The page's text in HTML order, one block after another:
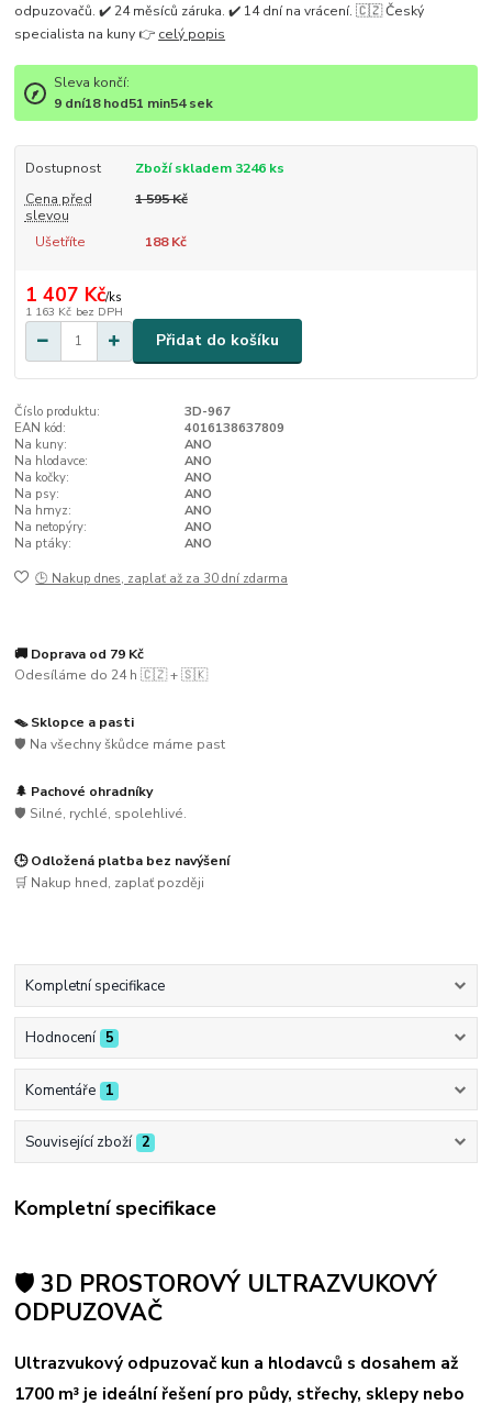
odpuzovačů. ✔️ 24 měsíců záruka. ✔️ 14 dní na vrácení. 🇨🇿 Český
specialista na kuny 👉 celý popis
Sleva končí:
9 dní18hod51 min53sek
Dostupnost
Zboží skladem 3246 ks
Cena před
slevou
1 595 Kč
Ušetříte 188 Kč
1 407 Kč/ks
1 163 Kč bez DPH
Přidat do košíku
Číslo produktu:
3D-967
EAN kód:
4016138637809
Na kuny:
ANO
Na hlodavce:
ANO
Na kočky:
ANO
Na psy:
ANO
Na hmyz:
ANO
Na netopýry:
ANO
Na ptáky:
ANO
🕒 Nakup dnes, zaplať až za 30 dní zdarma
🚚 Doprava od 79 Kč
Odesíláme do 24 h 🇨🇿 + 🇸🇰
🪤 Sklopce a pasti
🛡️ Na všechny škůdce máme past
🌲 Pachové ohradníky
🛡️ Silné, rychlé, spolehlivé.
🕒 Odložená platba bez navýšení
🛒 Nakup hned, zaplať později
Kompletní specifikace
Hodnocení 5
Komentáře 1
Související zboží 2
Kompletní specifikace
🛡️ 3D PROSTOROVÝ ULTRAZVUKOVÝ
ODPUZOVAČ
Ultrazvukový odpuzovač kun a hlodavců s dosahem až
1700 m³ je ideální řešení pro půdy, střechy, sklepy nebo